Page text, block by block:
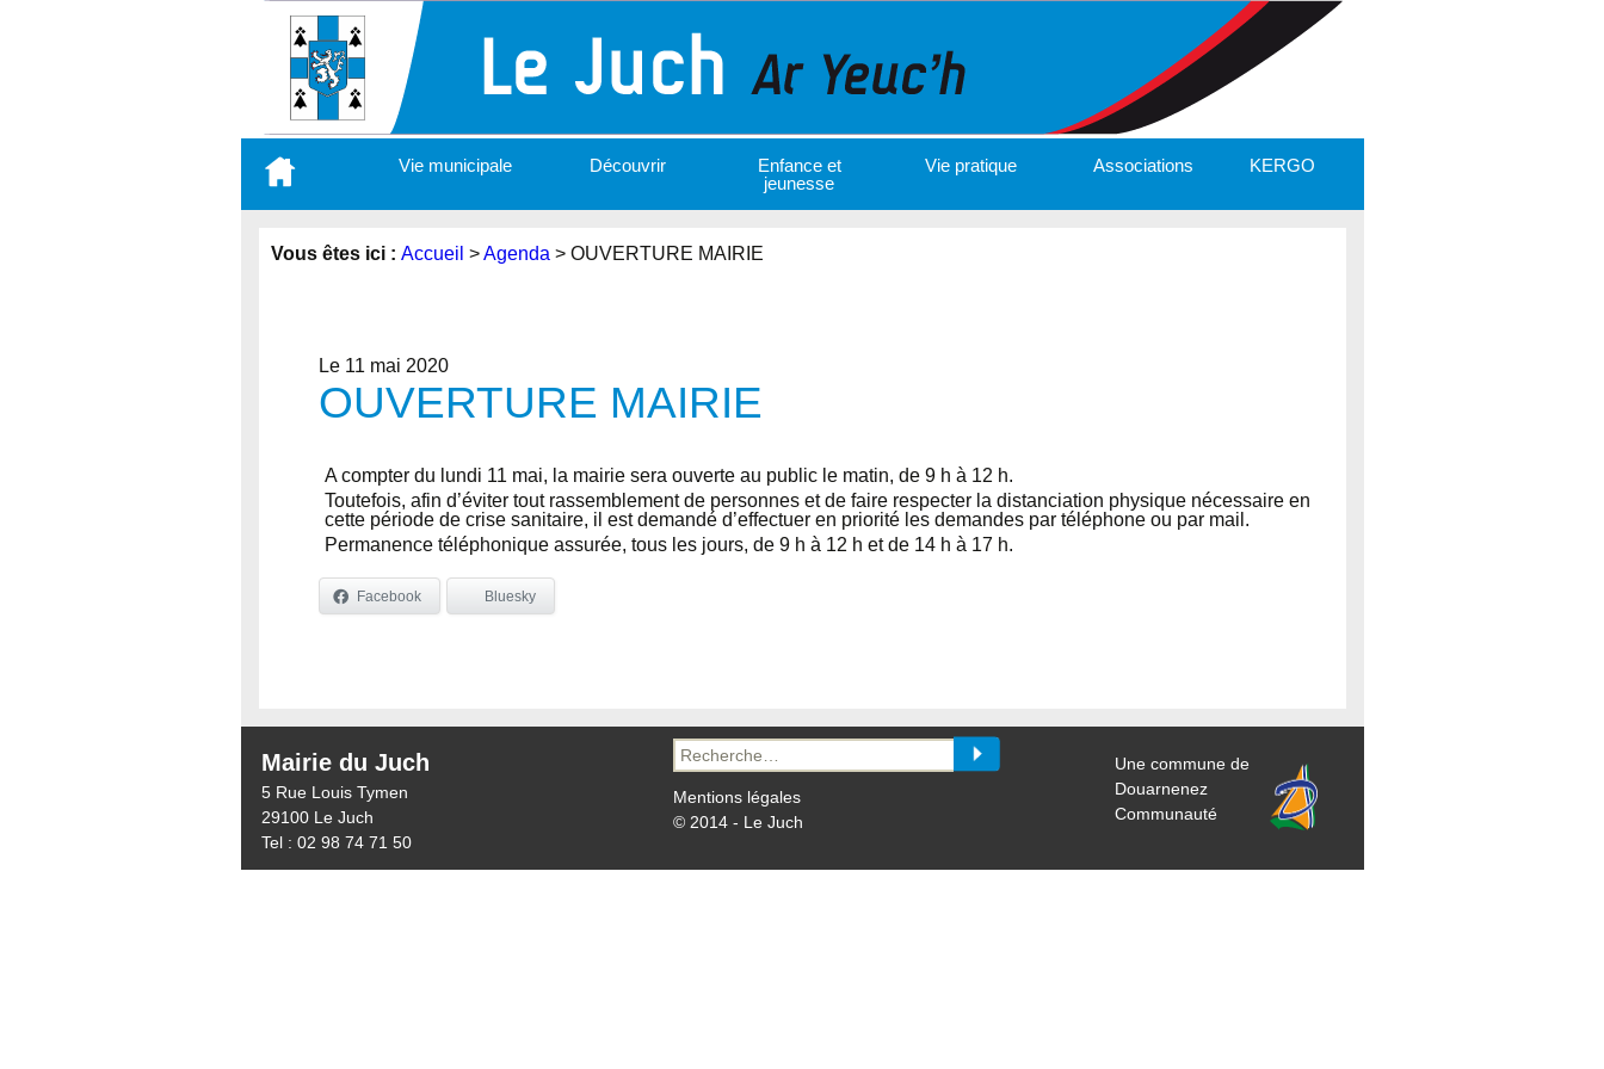
contenu
Vie municipale Découvrir
Enfance et
jeunesse
Vie pratique Associations KERGO
Vous êtes ici : Accueil >Agenda > OUVERTURE MAIRIE
Le 11 mai 2020
OUVERTURE MAIRIE
A compter du lundi 11 mai, la mairie sera ouverte au public le matin, de 9 h à 12 h.
Toutefois, afin d’éviter tout rassemblement de personnes et de faire respecter la distanciation physique nécessaire en
cette période de crise sanitaire, il est demandé d’effectuer en priorité les demandes par téléphone ou par mail.
Permanence téléphonique assurée, tous les jours, de 9 h à 12 h et de 14 h à 17 h.
Facebook Bluesky
Mairie du Juch
5 Rue Louis Tymen
29100 Le Juch
Tel : 02 98 74 71 50
Recherche
pour :
Mentions légales
© 2014 - Le Juch
Une commune de
Douarnenez
Communauté